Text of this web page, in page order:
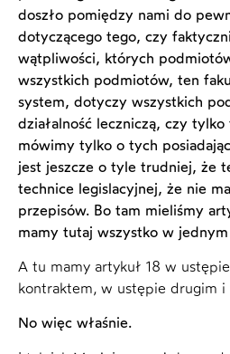
doszło pomiędzy nami do
dotyczącego tego, czy
wątpliwości, których
wszystkich podmiotów, ten
system, dotyczy wszystkich
działalność leczniczą, czy
mówimy tylko o tych
jest jeszcze o tyle trudniej, że
technice legislacyjnej, że nie
przepisów. Bo tam mieliśmy
mamy tutaj wszystko w
A tu mamy artykuł 18 w
kontraktem, w ustępie drugim
No więc właśnie.